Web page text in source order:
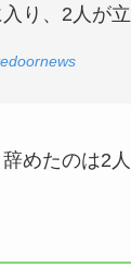
入り、2人が
めたのは2